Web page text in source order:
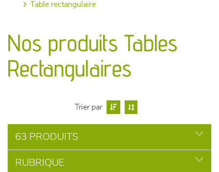
séjours
meubles de complément
literie
décoration
table rectangulaire
Nos produits Tables
Rectangulaires
Trier par
63 PRODUITS
RUBRIQUE